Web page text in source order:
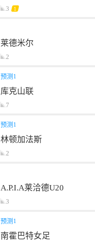
3 1
莱德米尔
2
预测1
库克山联
7
预测1
林顿加法斯
2
A.P.I.A莱洽德U20
3
预测1
南霍巴特女足